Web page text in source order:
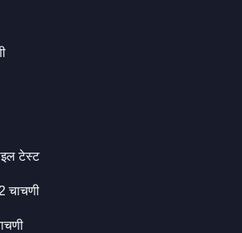
टेस्ट
चाचणी